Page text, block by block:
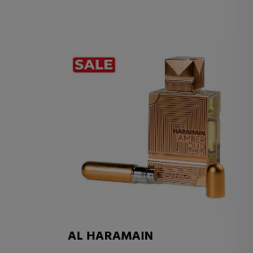
AL HARAMAIN